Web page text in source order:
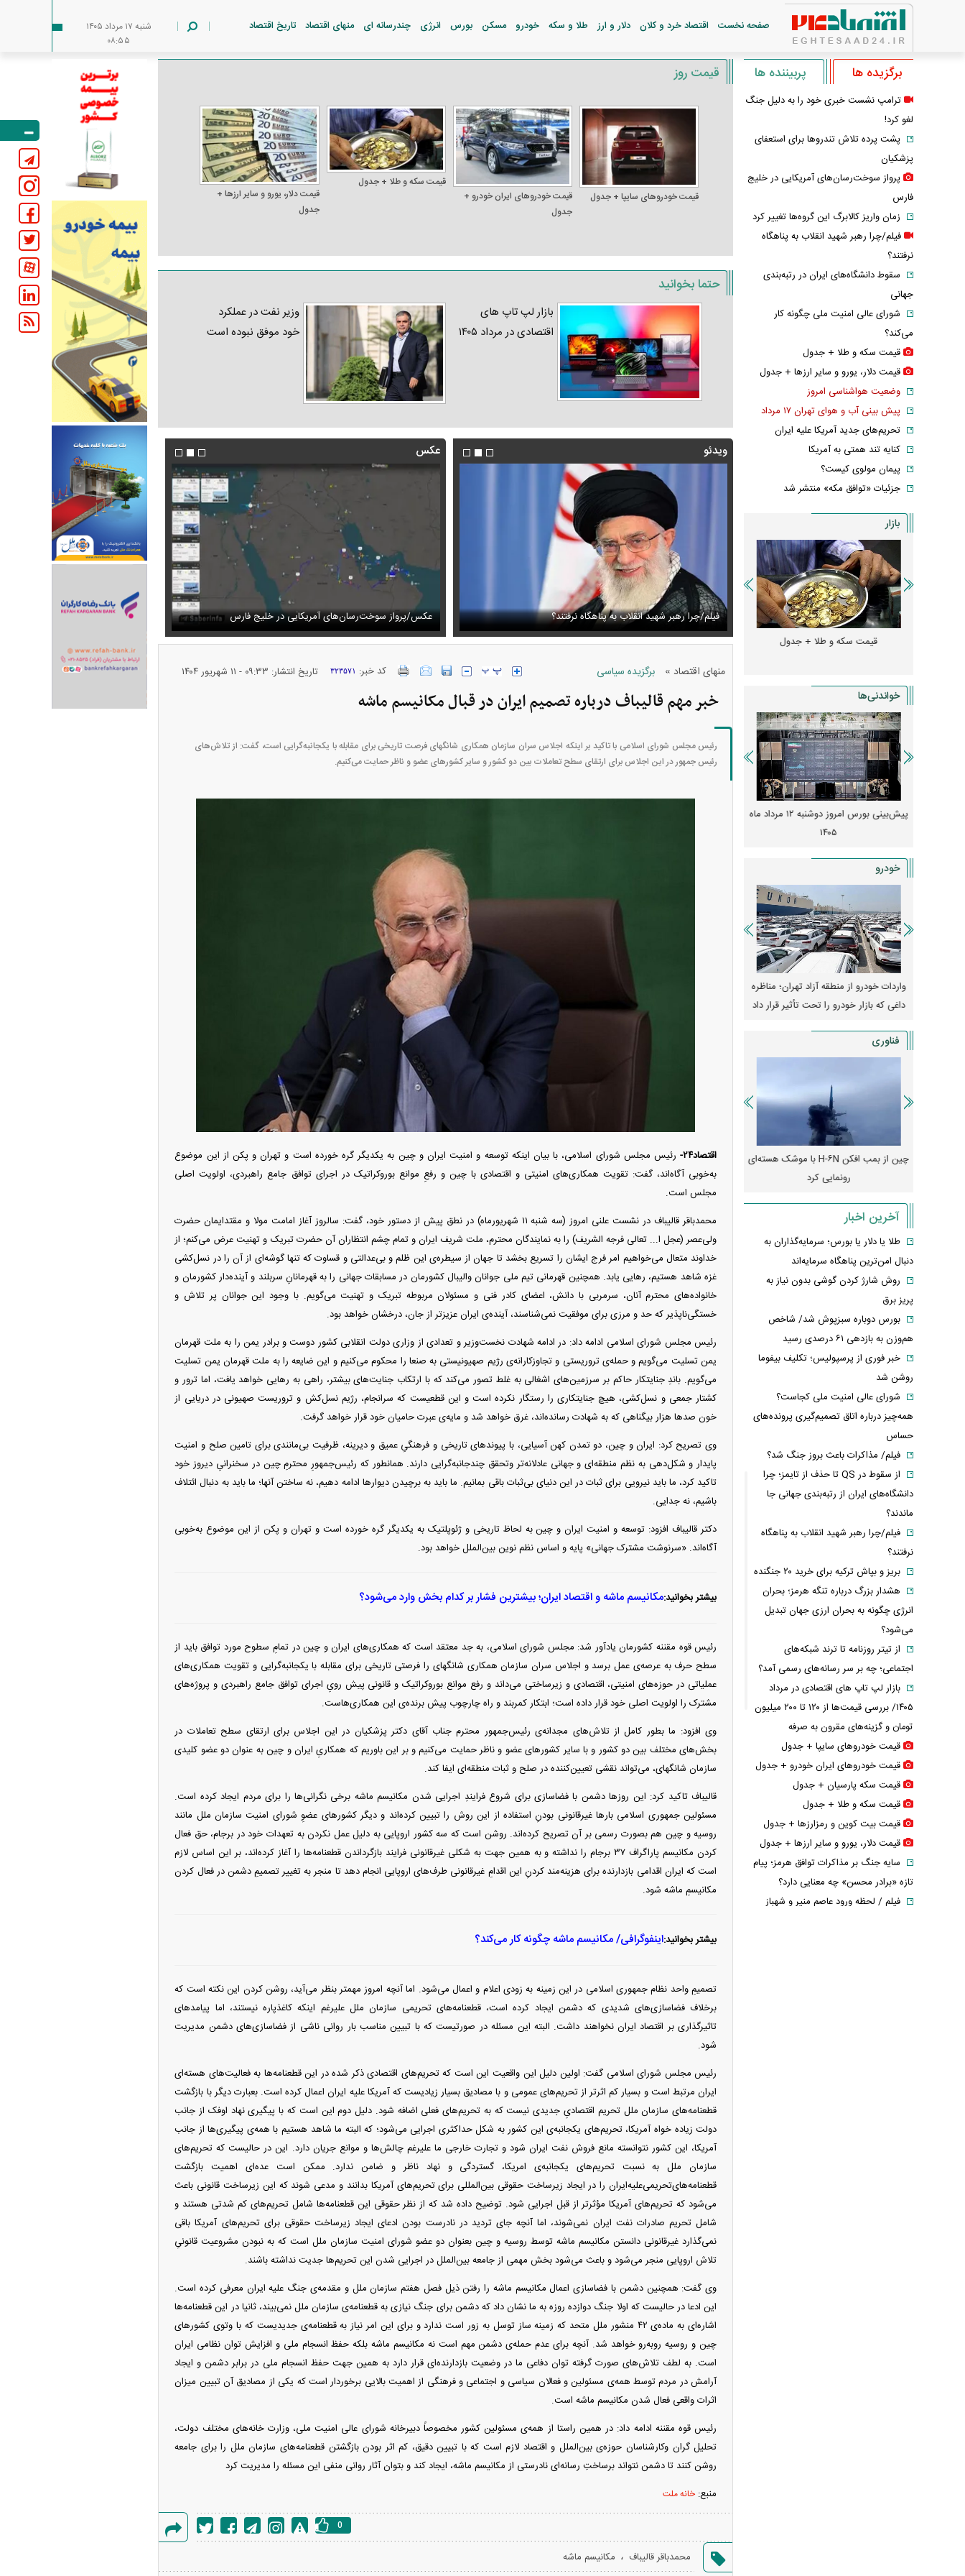
صفحه نخست اقتصاد خرد و کلان دلار و ارز طلا و سکه خودرو مسکن بورس انرژی چندرسانه ای منهای اقتصاد تاریخ اقتصاد
شنبه ۱۷ مرداد ۱۴۰۵
۰۸:۵۵
قیمت روز
قیمت خودرو‌های سایپا + جدول
قیمت خودرو‌های ایران خودرو +
جدول
قیمت سکه و طلا + جدول
قیمت دلار، یورو و سایر ارز‌ها +
جدول
حتما بخوانید
بازار لپ‌ تاپ‌ های
اقتصادی در مرداد ۱۴۰۵
وزیر نفت در عملکرد
خود موفق نبوده است
ویدئو
باعث بروز جنگ شد؟ فیلم/چرا رهبر شهید انقلاب به پناهگاه نرفتند؟ فیلم / لحظه ورود عاصم منیر و شهباز شریف به کعبه فیلم/ مذاکرات باعث بروز جنگ شد؟
عکس
دیده‌نشده ظل‌السلطنه نوه ناصرالدین شاه در لباس دامادی عکس های زیبای هدیه تهرانی در یک گلخانه عکس/پرواز سوخت‌رسان‌های آمریکایی در خلیج فارس عکس دیده‌نشده ظل‌السلطنه نوه
منهای اقتصاد » برگزیده سیاسی کد خبر: ۳۲۳۵۷۱ تاریخ انتشار: ۰۹:۳۳ - ۱۱ شهريور ۱۴۰۴
خبر مهم قالیباف درباره تصمیم ایران در قبال مکانیسم ماشه
رئیس مجلس شورای اسلامی با تاکید بر اینکه اجلاس سران سازمان همکاری شانگهای فرصت تاریخی برای مقابله با یکجانبه‌گرایی است، گفت: از تلاش‌های
رئیس جمهور در این اجلاس برای ارتقای سطح تعاملات بین دو کشور و سایر کشور‌های عضو و ناظر حمایت می‌کنیم.
اقتصاد۲۴-
رئیس مجلس شورای اسلامی، با بیان اینکه توسعه و امنیت ایران و چین به یکدیگر گره خورده است و تهران و پکن از این موضوع
به‌خوبی آگاه‌اند، گفت: تقویت همکاری‌های امنیتی و اقتصادی با چین و رفعِ موانع بوروکراتیک در اجرای توافق جامع راهبردی، اولویت اصلی
مجلس است.
محمدباقر قالیباف در نشست علنی امروز (سه شنبه ۱۱ شهریورماه) در نطق پیش از دستور خود، گفت: سالروز آغاز امامت مولا و مقتدایمان حضرت
ولی‌عصر (عجل ا... تعالی فرجه الشریف) را به نمایندگان محترم، ملت شریف ایران و تمام چشم انتظاران آن حضرت تبریک و تهنیت عرض می‌کنم؛ از
خداوند متعال می‌خواهیم امر فرج ایشان را تسریع بخشد تا جهان از سیطره‌ی این ظلم و بی‌عدالتی و قساوت که تنها گوشه‌ای از آن را در نسل‌کشی
غزه شاهد هستیم، رهایی یابد. همچنین قهرمانی تیم ملی جوانان والیبال کشورمان در مسابقات جهانی را به قهرمانانِ سربلند و آینده‌دار کشورمان و
خانواده‌های محترم آنان، سرمربی با دانش، اعضای کادر فنی و مسئولان مربوطه تبریک و تهنیت می‌گویم. با وجود این جوانان پر تلاش و
خستگی‌ناپذیر که حد و مرزی برای موفقیت نمی‌شناسند، آینده‌ی ایران عزیزتر از جان، درخشان خواهد بود.
رئیس مجلس شورای اسلامی ادامه داد: در ادامه شهادت نخست‌وزیر و تعدادی از وزاری دولت انقلابی کشور دوست و برادر یمن را به ملت قهرمان
یمن تسلیت می‌گویم و حمله‌ی تروریستی و تجاوزکارانه‌ی رژیم صهیونیستی به صنعا را محکوم می‌کنیم و این ضایعه را به ملت قهرمان یمن تسلیت
می‌گویم. باندِ جنایتکار حاکم بر سرزمین‌های اشغالی به غلط تصور می‌کند که با ارتکاب جنایت‌های بیشتر، راهی به رهایی خواهد یافت، اما ترور و
کشتار جمعی و نسل‌کشی، هیچ جنایتکاری را رستگار نکرده است و این قطعیست که سرانجام، رژیم نسل‌کش و تروریست صهیونی در دریایی از
خون صد‌ها هزار بیگناهی که به شهادت رسانده‌اند، غرق خواهد شد و مایه‌ی عبرت حامیان خود قرار خواهد گرفت.
وی تصریح کرد: ایران و چین، دو تمدن کهن آسیایی، با پیوند‌های تاریخی و فرهنگیِ عمیق و دیرینه، ظرفیت بی‌مانندی برای تامین صلح و امنیت
پایدار و شکل‌دهی به نظم منطقه‌ای و جهانی عادلانه‌تر وتحقق چندجانبه‌گرایی دارند. همانطور که رئیس‌جمهورِ محترمِ چین در سخنرانیِ دیروز خود
تاکید کرد، ما باید نیرویی برای ثبات در این دنیای بی‌ثبات باقی بمانیم. ما باید به برچیدن دیوار‌ها ادامه دهیم، نه ساختن آنها؛ ما باید به دنبال ائتلاف
باشیم، نه جدایی.
دکتر قالیباف افزود: توسعه و امنیت ایران و چین به لحاظ تاریخی و ژئوپلتیک به یکدیگر گره خورده است و تهران و پکن از این موضوع به‌خوبی
آگاه‌اند. «سرنوشت مشترک جهانی» پایه و اساس نظم نوین بین‌الملل خواهد بود.
بیشتر بخوانید:مکانیسم ماشه و اقتصاد ایران؛ بیشترین فشار بر کدام بخش وارد می‌شود؟
رئیس قوه مقننه کشورمان یادآور شد: مجلس شورای اسلامی، به جد معتقد است که همکاری‌های ایران و چین در تمامِ سطوح مورد توافق باید از
سطح حرف به عرصه‌ی عمل برسد و اجلاس سران سازمان همکاری شانگهای را فرصتی تاریخی برای مقابله با یکجانبه‌گرایی و تقویت همکاری‌های
عملیاتی در حوزه‌های امنیتی، اقتصادی و زیرساختی می‌داند و رفع موانع بوروکراتیک و قانونی پیش رویِ اجرای توافق جامع راهبردی و پروژه‌های
مشترک را اولویت اصلی خود قرار داده است؛ ابتکار کمربند و راه چارچوب پیش برنده‌ی این همکاری‌هاست.
وی افزود: ما بطور کامل از تلاش‌های مجدانه‌ی رئیس‌جمهور محترم جناب آقای دکتر پزشکیان در این اجلاس برای ارتقای سطح تعاملات در
بخش‌های مختلف بین دو کشور و با سایر کشور‌های عضو و ناظر حمایت می‌کنیم و بر این باوریم که همکاریِ ایران و چین به عنوان دو عضو کلیدی
سازمان شانگهای، می‌تواند نقشی تعیین‌کننده در صلح و ثبات منطقه‌ای ایفا کند.
قالیباف تاکید کرد: این روز‌ها دشمن با فضاسازی برای شروع فرایندِ اجرایی شدن مکانیسم ماشه برخی نگرانی‌ها را برای مردم ایجاد کرده است.
مسئولین جمهوری اسلامی بار‌ها غیرقانونی بودنِ استفاده از این روش را تبیین کرده‌اند و دیگر کشور‌های عضوِ شورای امنیت سازمان ملل مانند
روسیه و چین هم بصورت رسمی بر آن تصریح کرده‌اند. روشن است که سه کشور اروپایی به دلیل عمل نکردن به تعهدات خود در برجام، حق فعال
کردن مکانیسم پاراگراف ۳۷ برجام را نداشته و به همین جهت به شکلی غیرقانونی فرایند بازگرداندن قطعنامه‌ها را آغاز کرده‌اند، بر این اساس لازم
است که ایران اقدامی بازدارنده برای هزینه‌مند کردنِ این اقدامِ غیرقانونی طرف‌های اروپایی انجام دهد تا منجر به تغییر تصمیمِ دشمن در فعال کردن
مکانیسمِ ماشه شود.
بیشتر بخوانید:اینفوگرافی/ مکانیسم ماشه چگونه کار می‌کند؟
تصمیمِ واحد نظام جمهوری اسلامی در این زمینه به زودی اعلام و اعمال می‌شود. اما آنچه امروز مهمتر بنظر می‌آید، روشن کردن این نکته است که
برخلاف فضاسازی‌های شدیدی که دشمن ایجاد کرده است، قطعنامه‌های تحریمی سازمان ملل علیرغم اینکه کاغذپاره نیستند، اما پیامد‌های
تاثیرگذاری بر اقتصاد ایران نخواهند داشت. البته این مسئله در صورتیست که با تبیین مناسب بار روانی ناشی از فضاسازی‌های دشمن مدیریت
شود.
رئیس مجلس شورای اسلامی گفت: اولین دلیل این واقعیت این است که تحریم‌های اقتصادی ذکر شده در این قطعنامه‌ها به فعالیت‌های هسته‌ای
ایران مرتبط است و بسیار کم اثرتر از تحریم‌های عمومی و با مصادیق بسیار زیادیست که آمریکا علیه ایران اعمال کرده است. بعبارت دیگر با بازگشت
قطعنامه‌های سازمان ملل تحریم اقتصادیِ جدیدی نیست که به تحریم‌های فعلی اضافه شود. دلیل دوم این است که با پیگیری نهاد اوفک از جانب
دولت زیاده خواه آمریکا، تحریم‌های یکجانبه‌ی این کشور به شکل حداکثری اجرایی می‌شود؛ که البته ما شاهد هستیم با همه‌ی پیگیری‌ها از جانب
آمریکا، این کشور نتوانسته مانع فروش نفت ایران شود و تجارت خارجی ما علیرغم چالش‌ها و موانع جریان دارد. این در حالیست که تحریم‌های
سازمان ملل به نسبت تحریم‌های یکجانبه‌ی امریکا، گستردگی و نهاد ناظر و ضامن ندارد. ممکن است عده‌ای اهمیت بازگشت
قطعنامه‌های‌تحریمی‌علیه‌ایران را در ایجاد زیرساخت حقوقی بین‌المللی برای تحریم‌های آمریکا بدانند و مدعی شوند که این زیرساخت قانونی باعث
می‌شود که تحریم‌های آمریکا مؤثرتر از قبل اجرایی شود. توضیح داده شد که از نظر حقوقی این قطعنامه‌ها شامل تحریم‌های کم شدتی هستند و
شامل تحریم صادرات نفت ایران نمی‌شوند، اما آنچه جای تردید در نادرست بودن ادعای ایجاد زیرساخت حقوقی برای تحریم‌های آمریکا باقی
نمی‌گذارد غیرقانونی دانستن مکانیسم ماشه توسط روسیه و چین بعنوان دو عضو شورای امنیت سازمان ملل است که به نبودن مشروعیت قانونیِ
تلاش اروپایی منجر می‌شود و باعث می‌شود بخش مهمی از جامعه بین‌الملل در اجرایی شدن این تحریم‌ها جدیت نداشته باشند.
وی گفت: همچنین دشمن با فضاسازی اعمال مکانیسم ماشه را رفتن ذیل فصل هفتم سازمان ملل و مقدمه‌ی جنگ علیه ایران معرفی کرده است.
این ادعا در حالیست که اولا جنگ دوازده روزه به ما نشان داد که دشمن برای جنگ نیازی به قطعنامه‌ی سازمان ملل نمی‌بیند، ثانیا در این قطعنامه‌ها
اشاره‌ای به ماده‌ی ۴۲ منشور ملل متحد که زمینه ساز توسل به زور است ندارد و برای این امر نیاز به قطعنامه‌ی جدیدیست که با وتوی کشور‌های
چین و روسیه رو‌به‌رو خواهد شد. آنچه برای عدم حمله‌ی دشمن مهم است نه مکانیسم ماشه بلکه حفظ انسجام ملی و افزایش توان نظامی ایران
است. به لطف تلاش‌های صورت گرفته توان دفاعی ما در وضعیت بازدارنده‌ای قرار دارد به همین جهت حفظ انسجام ملی در برابر دشمن و ایجاد
آرامش در مردم توسط همه‌ی مسئولین و فعالان سیاسی و اجتماعی و فرهنگی از اهمیت بالایی برخوردار است که یکی از مصادیق آن تبیین میزان
اثرات واقعی فعال شدن مکانیسم ماشه است.
رئیس قوه مقننه ادامه داد: در همین راستا از همه‌ی مسئولین کشور مخصوصاً دبیرخانه شورای عالی امنیت ملی، وزارت خانه‌های مختلف دولت،
تحلیل گران وکارشناسان حوزه‌ی بین‌الملل و اقتصاد لازم است که با تبیین دقیق، کم اثر بودن بازگشتن قطعنامه‌های سازمان ملل را برای جامعه
روشن کنند تا دشمن نتواند برساختِ رسانه‌ای نادرستی از مکانیسم ماشه، ایجاد کند و بتوان آثار روانی منفی این مسئله را مدیریت کرد
منبع: خانه ملت
گزارش
0
محمدباقر قالیباف ، مکانیسم ماشه
برگزیده ها پربیننده ها
ترامپ نشست خبری خود را به دلیل جنگ
لغو کرد!
پشت پرده تلاش تندروها برای استعفای
پزشکیان
پرواز سوخت‌رسان‌های آمریکایی در خلیج
فارس
زمان واریز کالابرگ این گروه‌ها تغییر کرد
فیلم/چرا رهبر شهید انقلاب به پناهگاه
نرفتند؟
سقوط دانشگاه‌های ایران در رتبه‌بندی
جهانی
شورای عالی امنیت ملی چگونه کار
می‌کند؟
قیمت سکه و طلا + جدول
قیمت دلار، یورو و سایر ارز‌ها + جدول
وضعیت هواشناسی امروز
پیش بینی آب و هوای تهران ۱۷ مرداد
تحریم‌های جدید آمریکا علیه ایران
کنایه تند همتی به آمریکا
پیمان مولوی کیست؟
جزئیات «توافق مکه» منتشر شد
بازار
قیمت سکه و طلا + جدول قیمت دلار، یورو و سایر ارز‌ها + جدول قیمت خودرو‌های ایران خودرو + جدول قیمت خودرو‌های ایران خودرو + جدول قیمت سکه و طلا + جدول
خواندنی‌ها
پیش‌بینی بورس امروز دوشنبه ۱۲ مرداد ماه
۱۴۰۵
خودرو
واردات خودرو از منطقه آزاد تهران؛ مناظره
داغی که بازار خودرو را تحت تأثیر قرار داد
قیمت خودرو وارد فاز جدید شد/ اولین
واکنش بازار به تحولات سیاسی + جدول
هجوم خودروسازان چینی به اروپا؛ آیا
کارخانه‌های بحران‌زده نجات پیدا می‌کنند؟
واردات خودرو از منطقه آزاد تهران؛ مناظره
داغی که بازار خودرو را تحت تأثیر قرار داد
فناوری
چین از بمب افکن H-۶N با موشک هسته‌ای
رونمایی کرد
پهپاد رهگیر یا موشک پدافند؛ قدرت تهدید
کدامیک بیشتر است؟
رونمایی از پوکو M ۸ پاور با باتری ۸۰۰۰
میلی‌آمپرساعتی
چین از بمب افکن H-۶N با موشک هسته‌ای
رونمایی کرد
آخرین اخبار
طلا یا دلار یا بورس؛ سرمایه‌گذاران به
دنبال امن‌ترین پناهگاه سرمایه‌اند
روش شارژ کردن گوشی بدون نیاز به
پریز برق
بورس دوباره سبزپوش شد/ شاخص
هم‌وزن به بازدهی ۶۱ درصدی رسید
خبر فوری از پرسپولیس؛ تکلیف بیفوما
روشن شد
شورای عالی امنیت ملی کجاست؟
همه‌چیز درباره اتاق تصمیم‌گیری پرونده‌های
حساس
فیلم/ مذاکرات باعث بروز جنگ شد؟
از سقوط در QS تا حذف از تایمز؛ چرا
دانشگاه‌های ایران از رتبه‌بندی جهانی جا
ماندند؟
فیلم/چرا رهبر شهید انقلاب به پناهگاه
نرفتند؟
بریز و بپاش ترکیه برای خرید ۲۰ جنگنده
هشدار بزرگ درباره تنگه هرمز؛ بحران
انرژی چگونه به بحران ارزی جهان تبدیل
می‌شود؟
از تیتر روزنامه تا ترند شبکه‌های
اجتماعی؛ چه بر سر رسانه‌های رسمی آمد؟
بازار لپ‌ تاپ‌ های اقتصادی در مرداد
۱۴۰۵/ بررسی قیمت‌ها از ۱۲۰ تا ۲۰۰ میلیون
تومان و گزینه‌های مقرون‌ به‌ صرفه
قیمت خودرو‌های سایپا + جدول
قیمت خودرو‌های ایران خودرو + جدول
قیمت سکه پارسیان + جدول
قیمت سکه و طلا + جدول
قیمت بیت کوین و رمزارز‌ها + جدول
قیمت دلار، یورو و سایر ارز‌ها + جدول
سایه جنگ بر مذاکرات توافق هرمز؛ پیام
تازه «برادر محسن» چه معنایی دارد؟
فیلم / لحظه ورود عاصم منیر و شهباز